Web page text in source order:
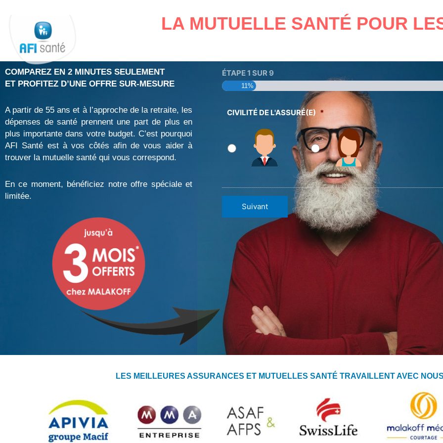
LA MUTUELLE SANTÉ POUR
COMPAREZ EN 2 MINUTES SEULEMENT
ET PROFITEZ D’UNE OFFRE SUR-MESURE
A partir de 55 ans et à l’approche de la retraite, les
dépenses de santé prennent une part de plus en
plus importante dans votre budget. C’est pourquoi
AFI Santé est à vos côtés afin de vous aider à
trouver la mutuelle santé qui vous correspond.
En ce moment, bénéficiez notre offre spéciale et
limitée.
ÉTAPE1 SUR 9
11%
CIVILITÉ DE L'ASSURÉ(E) *
Suivant
LES MEILLEURES ASSURANCES ET MUTUELLES SANTÉ TRAVAILLENT AVEC